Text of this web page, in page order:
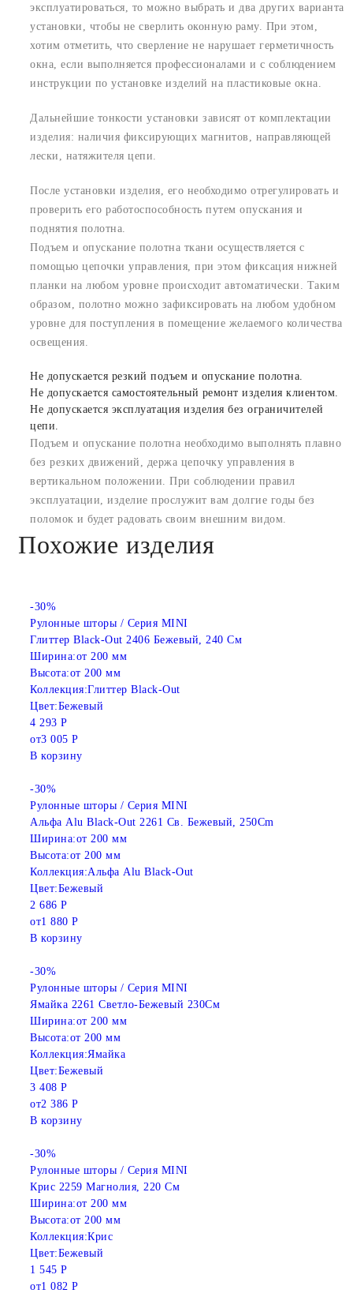
эксплуатироваться, то можно выбрать и два других варианта
установки, чтобы не сверлить оконную раму. При этом,
хотим отметить, что сверление не нарушает герметичность
окна, если выполняется профессионалами и с соблюдением
инструкции по установке изделий на пластиковые окна.
Дальнейшие тонкости установки зависят от комплектации
изделия: наличия фиксирующих магнитов, направляющей
лески, натяжителя цепи.
После установки изделия, его необходимо отрегулировать и
проверить его работоспособность путем опускания и
поднятия полотна.
Подъем и опускание полотна ткани осуществляется с
помощью цепочки управления, при этом фиксация нижней
планки на любом уровне происходит автоматически. Таким
образом, полотно можно зафиксировать на любом удобном
уровне для поступления в помещение желаемого количества
освещения.
Не допускается резкий подъем и опускание полотна.
Не допускается самостоятельный ремонт изделия клиентом.
Не допускается эксплуатация изделия без ограничителей
цепи.
Подъем и опускание полотна необходимо выполнять плавно
без резких движений, держа цепочку управления в
вертикальном положении. При соблюдении правил
эксплуатации, изделие прослужит вам долгие годы без
поломок и будет радовать своим внешним видом.
Похожие изделия
-30%
Рулонные шторы / Серия MINI
Глиттер Black-Out 2406 Бежевый, 240 См
Ширина:от 200 мм
Высота:от 200 мм
Коллекция:Глиттер Black-Out
Цвет:Бежевый
4 293 Р
от3 005 Р
В корзину
-30%
Рулонные шторы / Серия MINI
Альфа Alu Black-Out 2261 Св. Бежевый, 250Cm
Ширина:от 200 мм
Высота:от 200 мм
Коллекция:Альфа Alu Black-Out
Цвет:Бежевый
2 686 Р
от1 880 Р
В корзину
-30%
Рулонные шторы / Серия MINI
Ямайка 2261 Светло-Бежевый 230См
Ширина:от 200 мм
Высота:от 200 мм
Коллекция:Ямайка
Цвет:Бежевый
3 408 Р
от2 386 Р
В корзину
-30%
Рулонные шторы / Серия MINI
Крис 2259 Магнолия, 220 См
Ширина:от 200 мм
Высота:от 200 мм
Коллекция:Крис
Цвет:Бежевый
1 545 Р
от1 082 Р